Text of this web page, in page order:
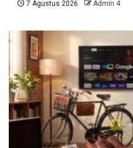
7 Agustus 2026 Admin 4